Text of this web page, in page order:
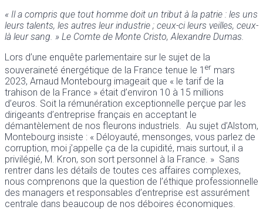
« Il a compris que tout homme doit un tribut à la patrie : les uns
leurs talents, les autres leur industrie ; ceux-ci leurs veilles, ceux-
là leur sang. » Le Comte de Monte Cristo, Alexandre Dumas.
Lors d’une enquête parlementaire sur le sujet de la
souveraineté énergétique de la France tenue le 1 er mars
2023, Arnaud Montebourg imageait que « le tarif de la
trahison de la France » était d’environ 10 à 15 millions
d’euros. Soit la rémunération exceptionnelle perçue par les
dirigeants d’entreprise français en acceptant le
démantèlement de nos fleurons industriels. Au sujet d’Alstom,
Montebourg insiste : « Déloyauté, mensonges, vous parlez de
corruption, moi j’appelle ça de la cupidité, mais surtout, il a
privilégié, M. Kron, son sort personnel à la France. » Sans
rentrer dans les détails de toutes ces affaires complexes,
nous comprenons que la question de l’éthique professionnelle
des managers et responsables d’entreprise est assurément
centrale dans beaucoup de nos déboires économiques.